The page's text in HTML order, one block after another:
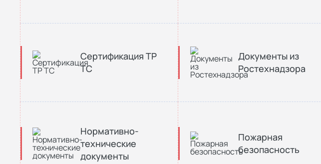
Сертификация ТР
ТС
Документы из
Ростехнадзора
Нормативно-
технические
документы
Пожарная
безопасность